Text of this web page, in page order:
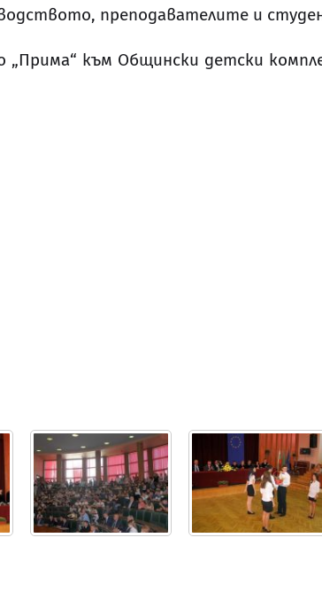
преподавателите и
към Общински детски